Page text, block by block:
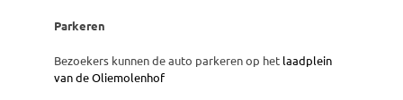
Parkeren
Bezoekers kunnen de auto parkeren op het laadplein
van de Oliemolenhof